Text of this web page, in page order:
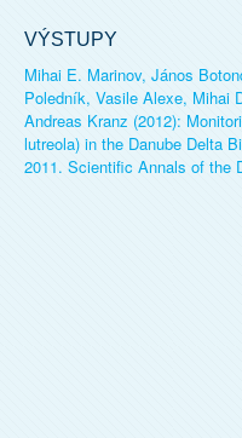
VÝSTUPY
Mihai E. Marinov, János
Poledník, Vasile Alexe, Mihai
Andreas Kranz (2012):
lutreola) in the Danube Delta
2011. Scientific Annals of the